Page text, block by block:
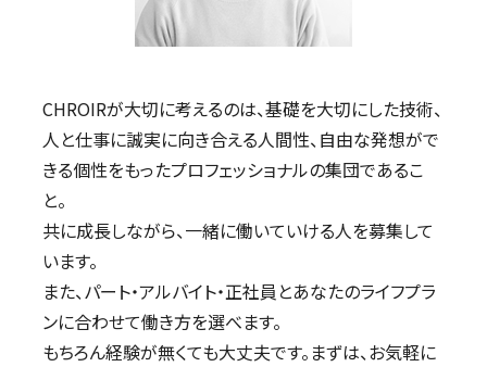
CHROIRが大切に考えるのは、基礎を大切にした技術、
人と仕事に誠実に向き合える人間性、自由な発想がで
きる個性をもったプロフェッショナルの集団であるこ
と。
共に成長しながら、一緒に働いていける人を募集して
います。
また、パート・アルバイト・正社員とあなたのライフプラ
ンに合わせて働き方を選べます。
もちろん経験が無くても大丈夫です。まずは、お気軽に